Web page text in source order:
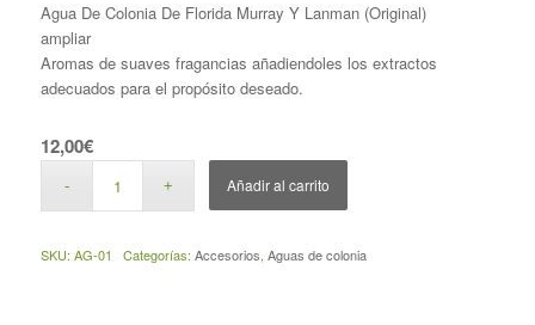
Agua De Colonia De Florida Murray Y Lanman (Original)
ampliar
Aromas de suaves fragancias añadiendoles los extractos
adecuados para el propósito deseado.
12,00€
Añadir al carrito
SKU: AG-01 Categorías: Accesorios, Aguas de colonia